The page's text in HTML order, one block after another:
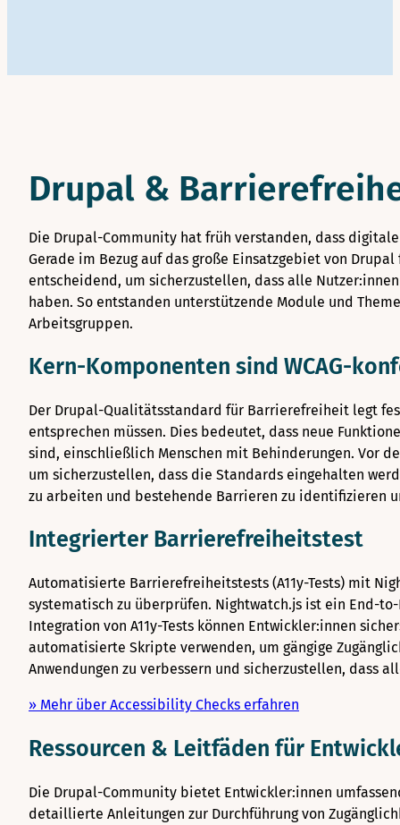
Drupal &
Die Drupal-Community hat früh verstanden, dass
Gerade im Bezug auf das große Einsatzgebiet von
entscheidend, um sicherzustellen, dass alle
haben. So entstanden unterstützende Module und
Arbeitsgruppen.
Kern-Komponenten sind WCAG-
Der Drupal-Qualitätsstandard für Barrierefreiheit legt
entsprechen müssen. Dies bedeutet, dass neue
sind, einschließlich Menschen mit Behinderungen. Vor
um sicherzustellen, dass die Standards eingehalten
zu arbeiten und bestehende Barrieren zu identifizieren
Integrierter Barrierefreiheitstest
Automatisierte Barrierefreiheitstests (A11y-Tests) mit
systematisch zu überprüfen. Nightwatch.js ist ein End-
Integration von A11y-Tests können Entwickler:innen
automatisierte Skripte verwenden, um gängige
Anwendungen zu verbessern und sicherzustellen, dass
» Mehr über Accessibility Checks erfahren
Ressourcen & Leitfäden für
Die Drupal-Community bietet Entwickler:innen
detaillierte Anleitungen zur Durchführung von